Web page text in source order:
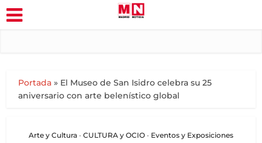
Portada » El Museo de San Isidro celebra su 25
aniversario con arte belenístico global
Arte y Cultura • CULTURA y OCIO • Eventos y Exposiciones